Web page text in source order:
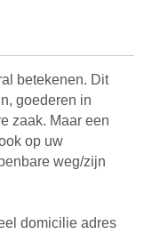
betekenen. Dit
goederen in
zaak. Maar een
op uw
weg/zijn
domicilie adres